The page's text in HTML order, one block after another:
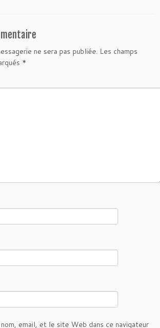
ne sera pas publiée. Les champs
*
email, et le site Web dans ce navigateur